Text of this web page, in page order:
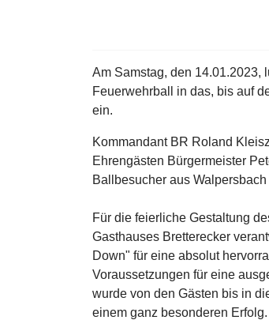
Am Samstag, den 14.01.2023,
Feuerwehrball in das, bis auf
ein.
Kommandant BR Roland
Ehrengästen Bürgermeister
Ballbesucher aus
Für die feierliche Gestaltung
Gasthauses Bretterecker
Down" für eine absolut
Voraussetzungen für eine
wurde von den Gästen bis in
einem ganz besonderen Erfolg.